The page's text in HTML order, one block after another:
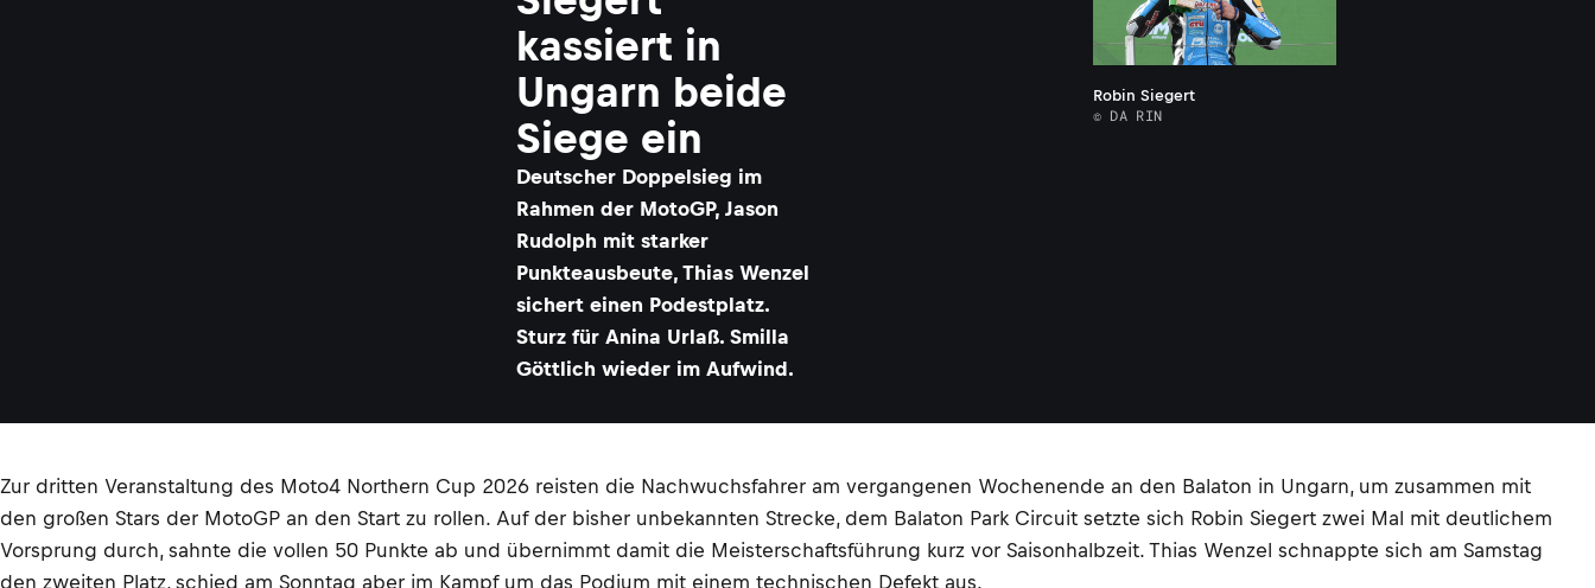
kassiert in
Ungarn beide
Siege ein
Deutscher Doppelsieg im
Rahmen der MotoGP, Jason
Rudolph mit starker
Punkteausbeute, Thias Wenzel
sichert einen Podestplatz.
Sturz für Anina Urlaß. Smilla
Göttlich wieder im Aufwind.
Robin Siegert
© DA RIN
Zur dritten Veranstaltung des Moto4 Northern Cup 2026 reisten die Nachwuchsfahrer am vergangenen Wochenende an den Balaton in Ungarn, um zusammen mit
den großen Stars der MotoGP an den Start zu rollen. Auf der bisher unbekannten Strecke, dem Balaton Park Circuit setzte sich Robin Siegert zwei Mal mit deutlichem
Vorsprung durch, sahnte die vollen 50 Punkte ab und übernimmt damit die Meisterschaftsführung kurz vor Saisonhalbzeit. Thias Wenzel schnappte sich am Samstag
den zweiten Platz, schied am Sonntag aber im Kampf um das Podium mit einem technischen Defekt aus.